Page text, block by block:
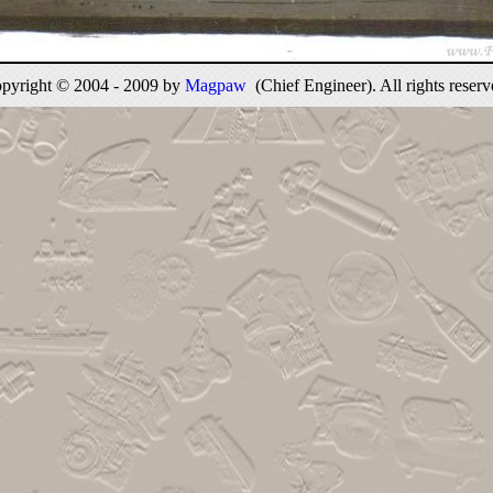
© 2004 - 2009 by Magpaw (Chief Engineer). All rights